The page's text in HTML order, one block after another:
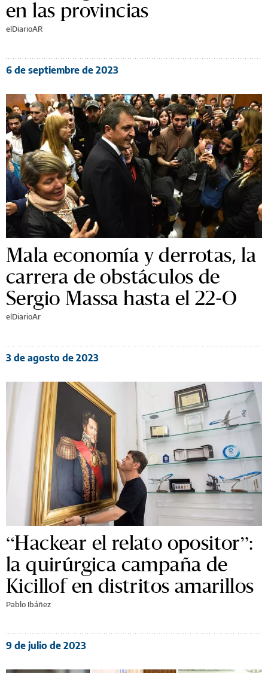
en las provincias
elDiarioAR
6 de septiembre de 2023
Mala economía y derrotas, la
carrera de obstáculos de
Sergio Massa hasta el 22-O
elDiarioAr
3 de agosto de 2023
“Hackear el relato opositor”:
la quirúrgica campaña de
Kicillof en distritos amarillos
Pablo Ibáñez
9 de julio de 2023